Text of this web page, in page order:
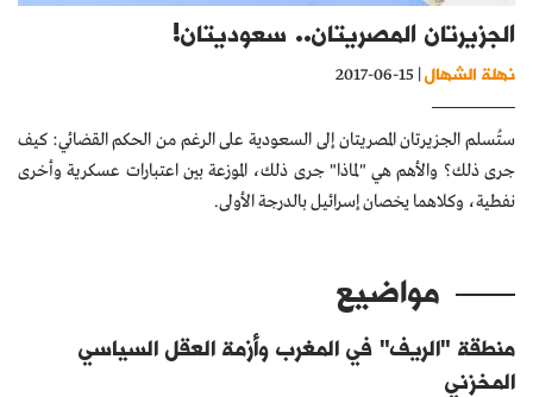
الأرشيف
الجزيرتان المصريتان.. سعوديتان!
نهلة الشهال| 15-06-2017
ستُسلم الجزيرتان المصريتان إلى السعودية على الرغم من الحكم القضائي: كيف
جرى ذلك؟ والأهم هي "لماذا" جرى ذلك، الموزعة بين اعتبارات عسكرية وأخرى
نفطية، وكلاهما يخصان إسرائيل بالدرجة الأولى.
مواضيع
منطقة "الريف" في المغرب وأزمة العقل السياسي
المخزني